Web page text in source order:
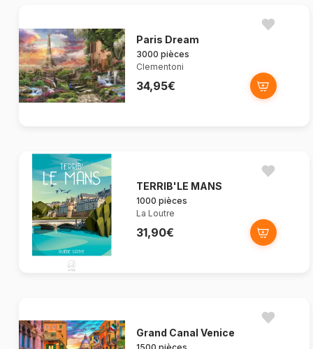
Paris Dream
3000 pièces
Clementoni
34,95€
TERRIB'LE MANS
1000 pièces
La Loutre
31,90€
Grand Canal Venice